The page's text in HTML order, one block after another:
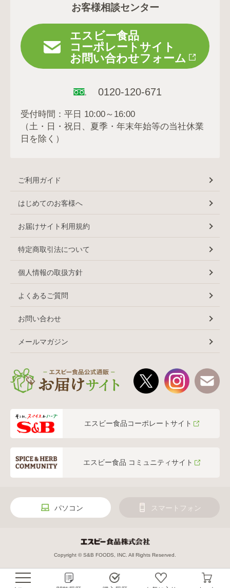
お客様相談センター
エスビー食品
コーポレートサイト
お問い合わせフォーム
0120-120-671
受付時間：平日 10:00～16:00
（土・日・祝日、夏季・年末年始等の当社休業
日を除く）
ご利用ガイド
はじめてのお客様へ
お届けサイト利用規約
特定商取引法について
個人情報の取扱方針
よくあるご質問
お問い合わせ
メールマガジン
エスビー食品コーポレートサイト
エスビー食品 コミュニティサイト
パソコン スマートフォン
Copyright © S&B FOODS, INC. All Rights Reserved.